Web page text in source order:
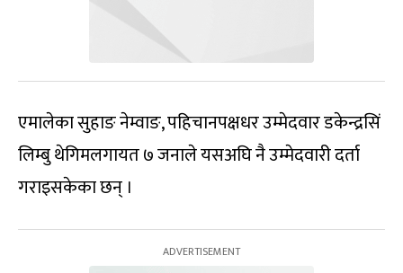
एमालेका सुहाङ नेम्वाङ, पहिचानपक्षधर उम्मेदवार डकेन्द्रसिं
लिम्बु थेगिमलगायत ७ जनाले यसअघि नै उम्मेदवारी दर्ता
गराइसकेका छन् ।